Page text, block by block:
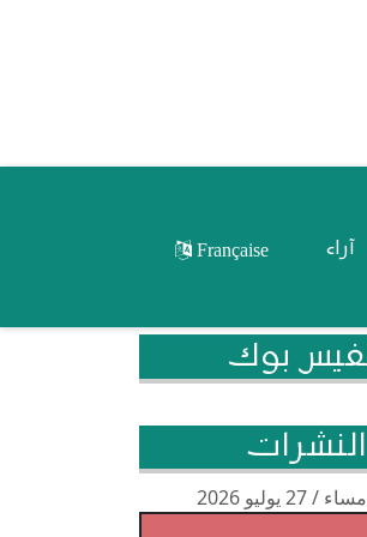
آراء Française
بوك
النشرات
2026